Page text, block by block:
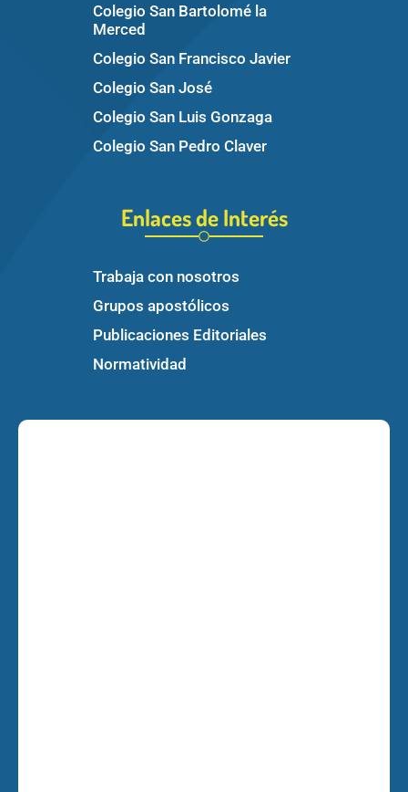
Colegio San Bartolomé la
Merced
Colegio San Francisco Javier
Colegio San José
Colegio San Luis Gonzaga
Colegio San Pedro Claver
Enlaces de Interés
Trabaja con nosotros
Grupos apostólicos
Publicaciones Editoriales
Normatividad